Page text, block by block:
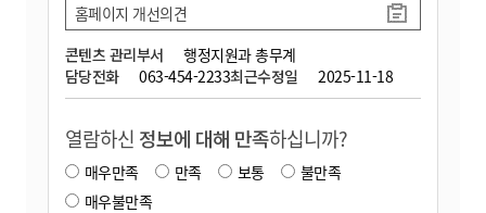
콘텐츠 관리부서
행정지원과 총무계
담당전화
063-454-2233최근수정일 2025-11-18
홈페이지 개선의견
열람하신 정보에 대해 만족하십니까?
매우만족 만족 보통
불만족
매우불만족